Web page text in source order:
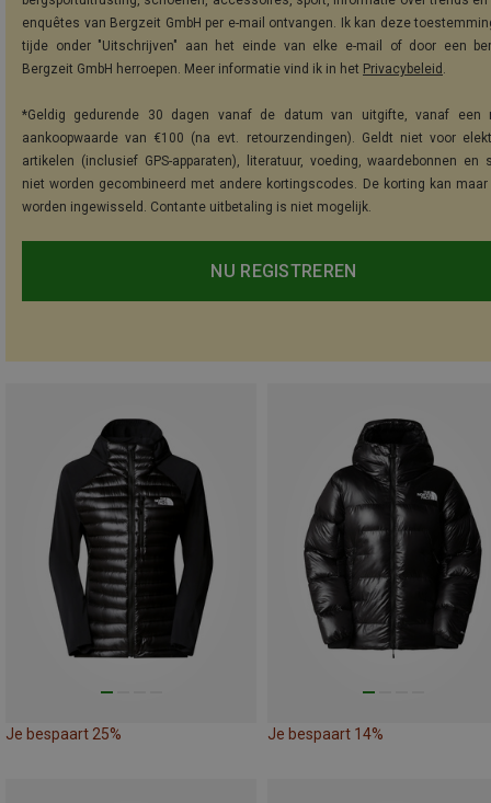
enquêtes van Bergzeit GmbH per e-mail ontvangen. Ik kan deze
tijde onder "Uitschrijven" aan het einde van elke e-mail of door een
Bergzeit GmbH herroepen. Meer informatie vind ik in het Privacybeleid .
*Geldig gedurende 30 dagen vanaf de datum van uitgifte, vanaf een
aankoopwaarde van €100 (na evt. retourzendingen). Geldt niet voor
artikelen (inclusief GPS-apparaten), literatuur, voeding, waardebonnen en
niet worden gecombineerd met andere kortingscodes. De korting kan maar
worden ingewisseld. Contante uitbetaling is niet mogelijk.
NU REGISTREREN
Je bespaart 25% Je bespaart 14%